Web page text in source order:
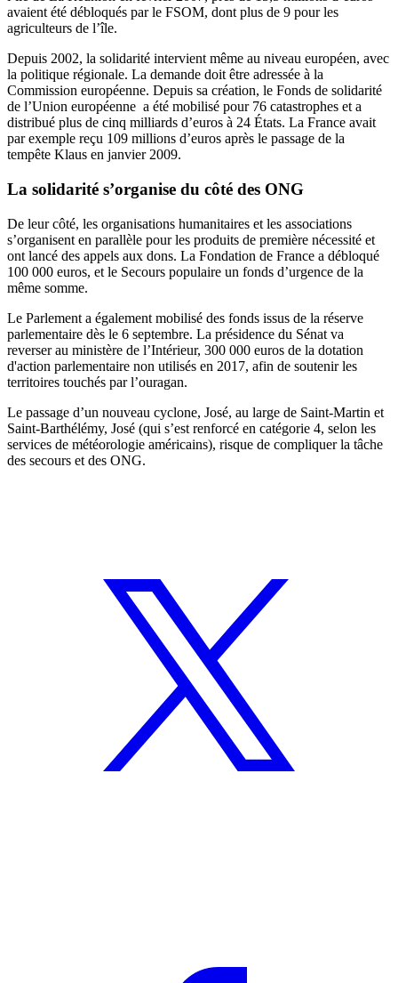
avaient été débloqués par le FSOM, dont plus de 9 pour les
agriculteurs de l’île.
Depuis 2002, la solidarité intervient même au niveau européen, avec
la politique régionale. La demande doit être adressée à la
Commission européenne. Depuis sa création, le Fonds de solidarité
de l’Union européenne a été mobilisé pour 76 catastrophes et a
distribué plus de cinq milliards d’euros à 24 États. La France avait
par exemple reçu 109 millions d’euros après le passage de la
tempête Klaus en janvier 2009.
La solidarité s’organise du côté des ONG
De leur côté, les organisations humanitaires et les associations
s’organisent en parallèle pour les produits de première nécessité et
ont lancé des appels aux dons. La Fondation de France a débloqué
100 000 euros, et le Secours populaire un fonds d’urgence de la
même somme.
Le Parlement a également mobilisé des fonds issus de la réserve
parlementaire dès le 6 septembre. La présidence du Sénat va
reverser au ministère de l’Intérieur, 300 000 euros de la dotation
d'action parlementaire non utilisés en 2017, afin de soutenir les
territoires touchés par l’ouragan.
Le passage d’un nouveau cyclone, José, au large de Saint-Martin et
Saint-Barthélémy, José (qui s’est renforcé en catégorie 4, selon les
services de météorologie américains), risque de compliquer la tâche
des secours et des ONG.